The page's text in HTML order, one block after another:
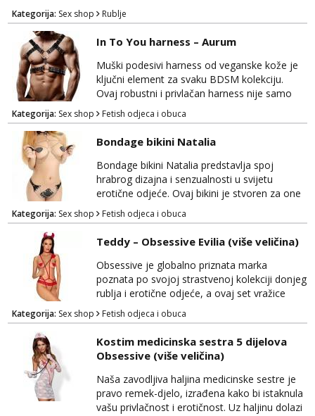
stil u isto vrijeme. Ovaj originalni dizajn
jockstrap gaća ističe se svojom sposobnošću
da podupire, štiti i smanjuje naprezanje, čineći
ih odličnim izborom za različite prilike. Ove
crne jockstrap gaće kombiniraju izdržljivu
tkaninu i anatomski oblikovani diza...
Kategorija: Sex shop Rublje
In To You harness – Aurum
Muški podesivi harness od veganske kože je
ključni element za svaku BDSM kolekciju.
Ovaj robustni i privlačan harness nije samo
modni izraz, već i praktičan dodatak za
istraživanje svijeta dominacije i podložnosti.
Izrađen od visokokvalitetne veganske kože,
ovaj harness je ne samo estetski privlačan,
već i udoban za nošenje. Podesive trake
omogućuju vam prilagodbu veličine za
savršeno pristajan...
Kategorija: Sex shop Fetish odjeca i obuca
Bondage bikini Natalia
Bondage bikini Natalia predstavlja spoj
hrabrog dizajna i senzualnosti u svijetu
erotične odjeće. Ovaj bikini je stvoren za one
koji žele izraziti svoju unutarnju strast i
samopouzdanje, istovremeno dodajući dozu
tajanstvenosti i provociranja. Ovaj bikini je
ukrašen metalnim lančićima i dijelovima od
umjetne kože, što mu daje karakterističan
BDSM izgled. Bondage bikini Natalia ne samo
da ist...
Kategorija: Sex shop Fetish odjeca i obuca
Teddy – Obsessive Evilia (više veličina)
Obsessive je globalno priznata marka
poznata po svojoj strastvenoj kolekciji donjeg
rublja i erotične odjeće, a ovaj set vražice
predstavlja vrhunac senzualnosti i privlačnosti.
Nećete moći ostati ravnodušni pred njegovim
neodoljivim šarmom i zavodljivim izgledom.
Ovaj set vražice donosi savršen spoj luksuza i
erotike, stvarajući unikatan izgled koji će vas
pretvoriti u pravu boginju strasti. B...
Kategorija: Sex shop Fetish odjeca i obuca
Kostim medicinska sestra 5 dijelova
Obsessive (više veličina)
Naša zavodljiva haljina medicinske sestre je
pravo remek-djelo, izrađena kako bi istaknula
vašu privlačnost i erotičnost. Uz haljinu dolazi